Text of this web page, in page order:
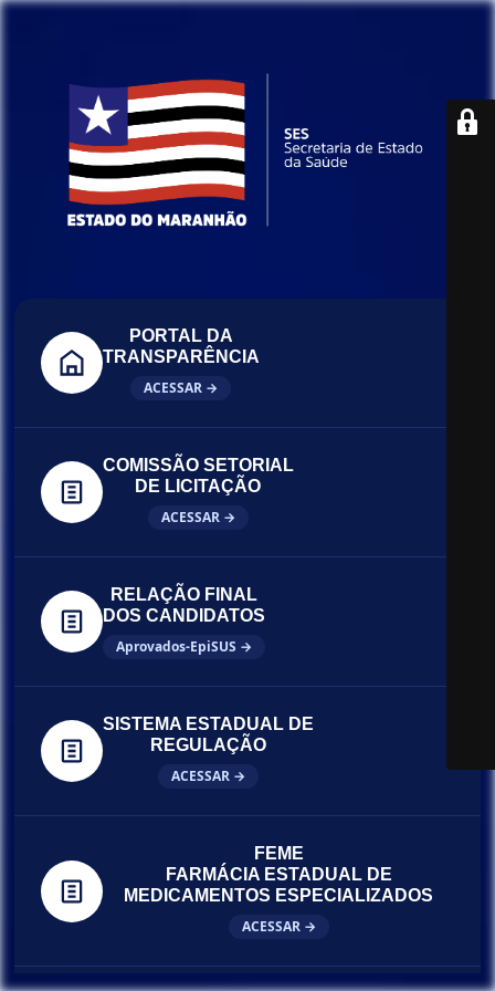
PORTAL DA
TRANSPARÊNCIA
ACESSAR →
COMISSÃO SETORIAL
DE LICITAÇÃO
ACESSAR →
RELAÇÃO FINAL
DOS CANDIDATOS
Aprovados-EpiSUS →
SISTEMA ESTADUAL DE
REGULAÇÃO
ACESSAR →
FEME
FARMÁCIA ESTADUAL DE
MEDICAMENTOS ESPECIALIZADOS
ACESSAR →